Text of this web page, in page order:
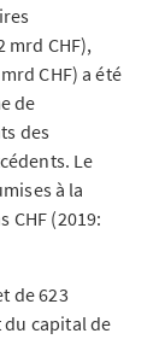
mrd CHF),
CHF) a été
de
des
Le
à la
(2019:
de 623
capital de